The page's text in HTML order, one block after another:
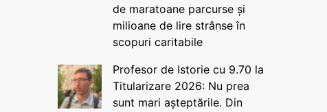
de maratoane parcurse și
milioane de lire strânse în
scopuri caritabile
Profesor de Istorie cu 9.70 la
Titularizare 2026: Nu prea
sunt mari așteptările. Din